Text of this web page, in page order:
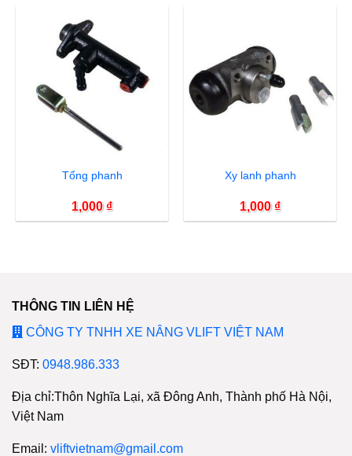
Tổng phanh
1,000 ₫
Xy lanh phanh
1,000 ₫
THÔNG TIN LIÊN HỆ
CÔNG TY TNHH XE NÂNG VLIFT VIỆT NAM
SĐT: 0948.986.333
Địa chỉ:Thôn Nghĩa Lại, xã Đông Anh, Thành phố Hà Nội,
Việt Nam
Email: vliftvietnam@gmail.com